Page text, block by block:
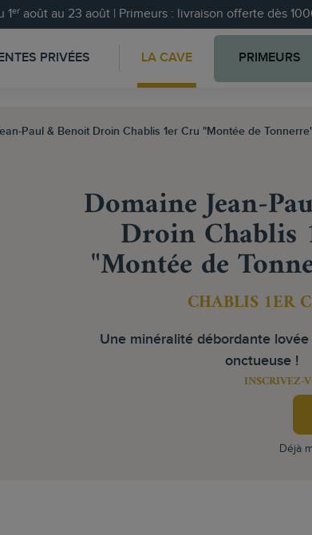
août au 23 août | Primeurs : livraison offerte dès
PRIVÉES LA CAVE PRIMEURS
Paul & Benoit Droin Chablis 1er Cru "Montée de
Domaine Jean-
Droin Chablis
"Montée de
CHABLIS 1ER
Une minéralité débordante
onctueuse !
INSCRIVEZ-
Déjà